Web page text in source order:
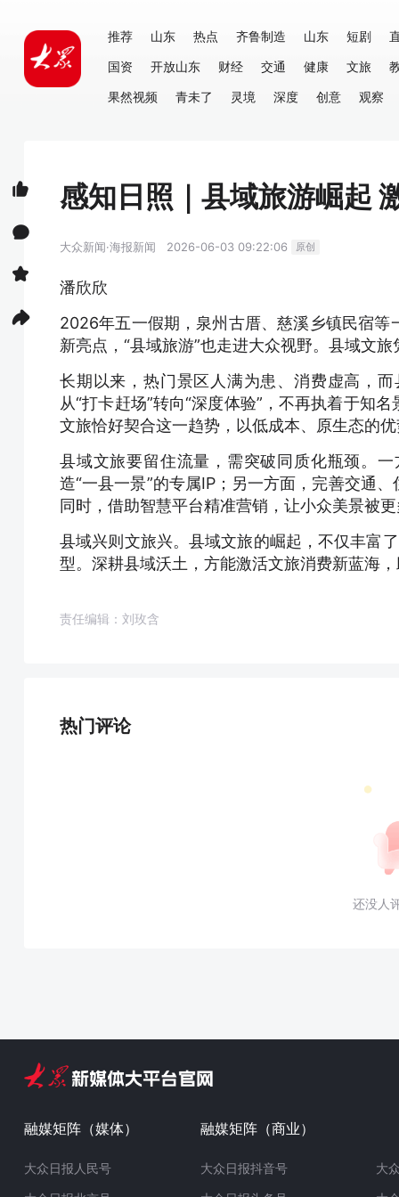
推荐 山东 热点 齐鲁制造 山东 短剧
国资
开放山东 财经 交通 健康 文旅
果然视频
青未了 灵境 深度 创意 观察
感知日照｜县域旅游崛起
大众新闻·海报新闻 2026-06-03 09:22:06 原创
潘欣欣
2026年五一假期，泉州古厝、慈溪乡镇民宿
新亮点，“县域旅游”也走进大众视野。县域文
长期以来，热门景区人满为患、消费虚高，
从“打卡赶场”转向“深度体验”，不再执着于知
文旅恰好契合这一趋势，以低成本、原生态的
县域文旅要留住流量，需突破同质化瓶颈。
造“一县一景”的专属IP；另一方面，完善交通
同时，借助智慧平台精准营销，让小众美景被
县域兴则文旅兴。县域文旅的崛起，不仅丰富
型。深耕县域沃土，方能激活文旅消费新蓝海
责任编辑：刘玫含
热门评论
还没人
融媒矩阵（媒体）
大众日报人民号
融媒矩阵（商业）
大众日报抖音号
大